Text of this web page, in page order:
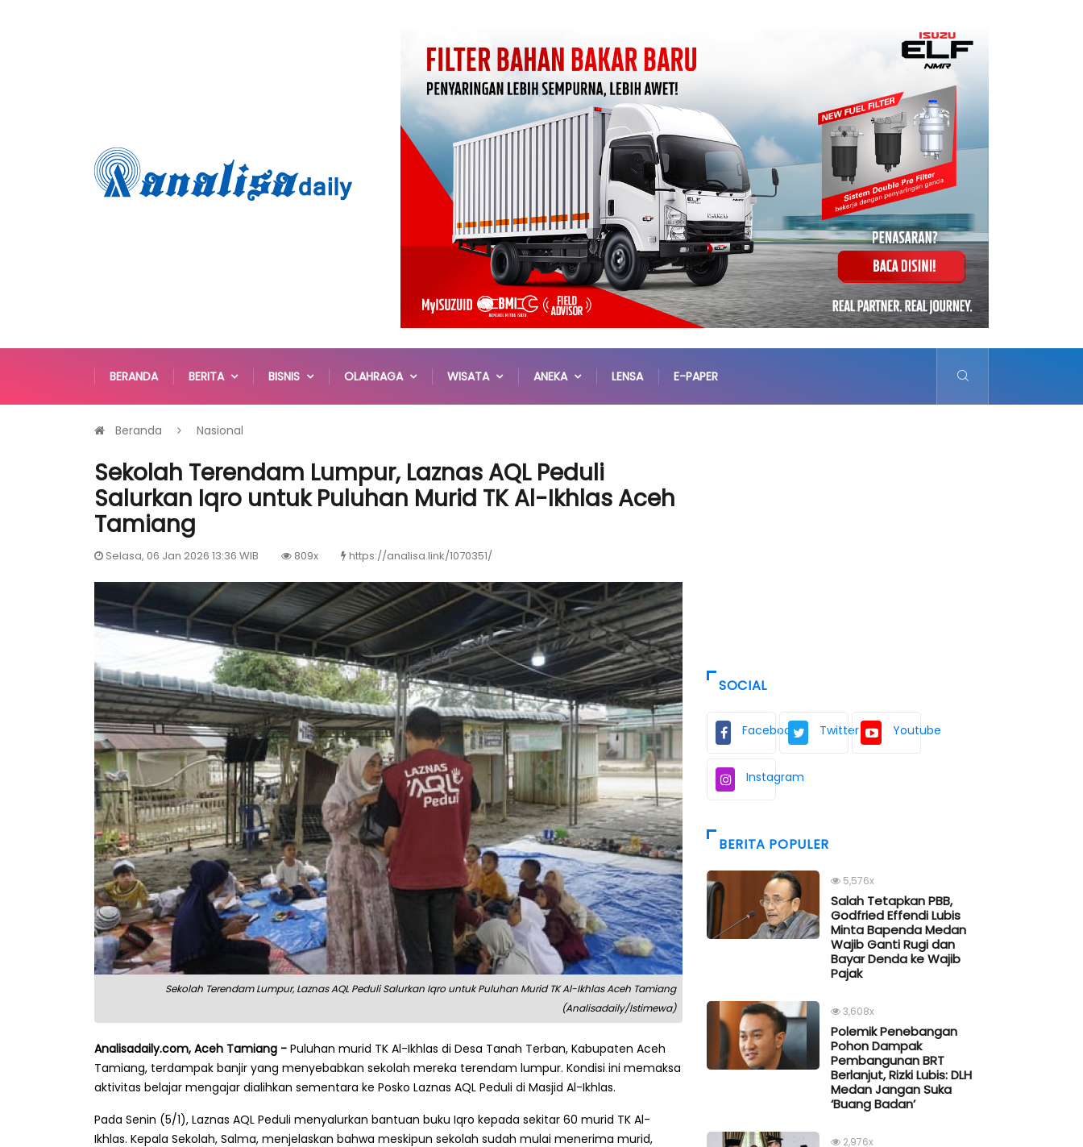
BERANDA BERITA BISNIS OLAHRAGA WISATA ANEKA LENSA E-PAPER
Beranda Nasional
Sekolah Terendam Lumpur, Laznas AQL Peduli
Salurkan Iqro untuk Puluhan Murid TK Al-Ikhlas Aceh
Tamiang
Selasa, 06 Jan 2026 13:36 WIB 809x https://analisa.link/1070351/
Sekolah Terendam Lumpur, Laznas AQL Peduli Salurkan Iqro untuk Puluhan Murid TK Al-Ikhlas Aceh Tamiang
(Analisadaily/Istimewa)
Analisadaily.com, Aceh Tamiang - Puluhan murid TK Al-Ikhlas di Desa Tanah Terban, Kabupaten Aceh
Tamiang, terdampak banjir yang menyebabkan sekolah mereka terendam lumpur. Kondisi ini memaksa
aktivitas belajar mengajar dialihkan sementara ke Posko Laznas AQL Peduli di Masjid Al-Ikhlas.
Pada Senin (5/1), Laznas AQL Peduli menyalurkan bantuan buku Iqro kepada sekitar 60 murid TK Al-
Ikhlas. Kepala Sekolah, Salma, menjelaskan bahwa meskipun sekolah sudah mulai menerima murid,
SOCIAL
Facebook Twitter Youtube
Instagram
BERITA POPULER
5,576x
Salah Tetapkan PBB,
Godfried Effendi Lubis
Minta Bapenda Medan
Wajib Ganti Rugi dan
Bayar Denda ke Wajib
Pajak
3,608x
Polemik Penebangan
Pohon Dampak
Pembangunan BRT
Berlanjut, Rizki Lubis: DLH
Medan Jangan Suka
‘Buang Badan’
2,976x